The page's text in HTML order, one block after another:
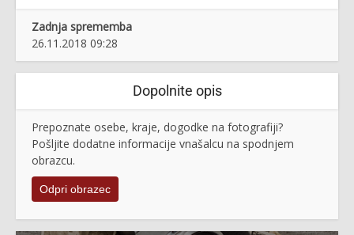
Zadnja sprememba
26.11.2018 09:28
Dopolnite opis
Prepoznate osebe, kraje, dogodke na fotografiji?
Pošljite dodatne informacije vnašalcu na spodnjem
obrazcu.
Odpri obrazec